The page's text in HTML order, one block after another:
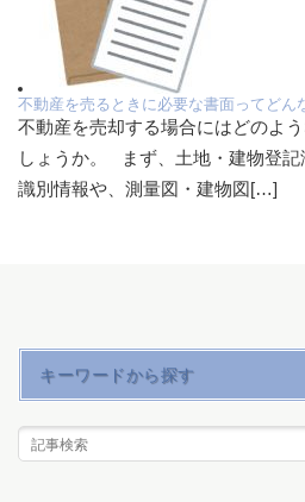
不動産を売るときに必要な書面ってどん
不動産を売却する場合にはどのよ
しょうか。 まず、土地・建物登
識別情報や、測量図・建物図[…]
キーワードから探す